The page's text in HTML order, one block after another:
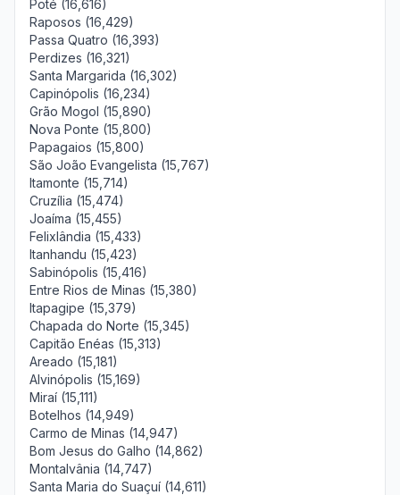
Poté (16,616)
Raposos (16,429)
Passa Quatro (16,393)
Perdizes (16,321)
Santa Margarida (16,302)
Capinópolis (16,234)
Grão Mogol (15,890)
Nova Ponte (15,800)
Papagaios (15,800)
São João Evangelista (15,767)
Itamonte (15,714)
Cruzília (15,474)
Joaíma (15,455)
Felixlândia (15,433)
Itanhandu (15,423)
Sabinópolis (15,416)
Entre Rios de Minas (15,380)
Itapagipe (15,379)
Chapada do Norte (15,345)
Capitão Enéas (15,313)
Areado (15,181)
Alvinópolis (15,169)
Miraí (15,111)
Botelhos (14,949)
Carmo de Minas (14,947)
Bom Jesus do Galho (14,862)
Montalvânia (14,747)
Santa Maria do Suaçuí (14,611)